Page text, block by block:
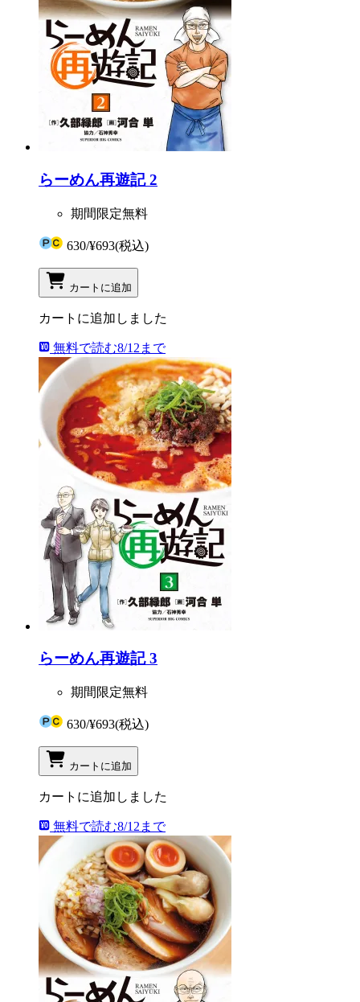
らーめん再遊記 2
期間限定無料
630/¥693(税込)
カートに追加
カートに追加しました
無料で読む8/12まで
らーめん再遊記 3
期間限定無料
630/¥693(税込)
カートに追加
カートに追加しました
無料で読む8/12まで